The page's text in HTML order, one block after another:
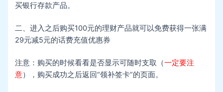
买银行存款产品。
二、进入之后购买100元的理财产品就可以免费获得一张满
29元减5元的话费充值优惠券
注意：购买的时候看看是否显示可随时支取（一定要注
意），购买成功之后返回“领补签卡”的页面。